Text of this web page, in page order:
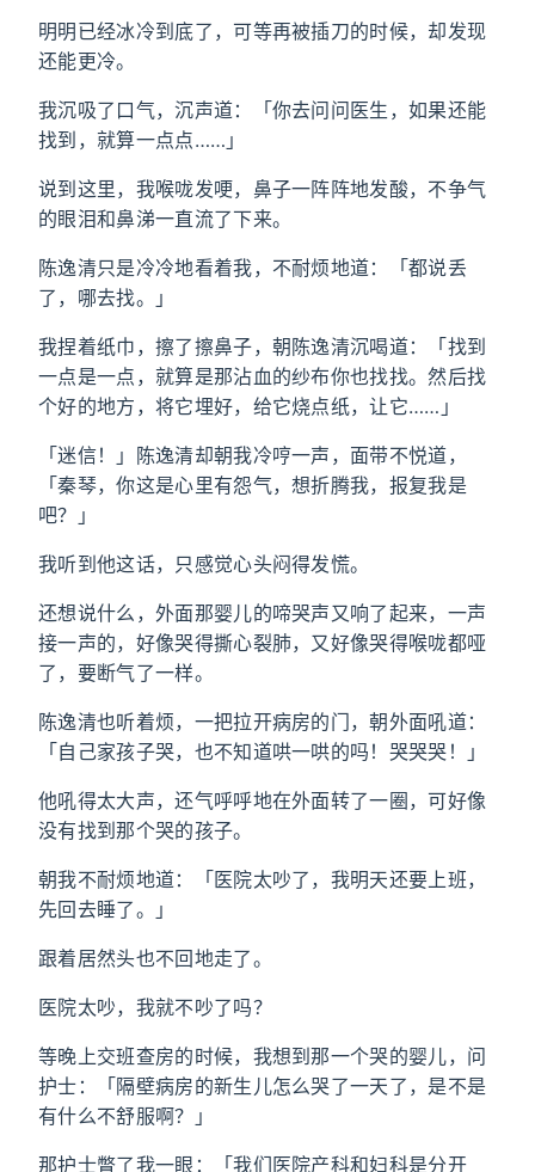
明明已经冰冷到底了，可等再被插刀的时候，却发现
还能更冷。
我沉吸了口气，沉声道：「你去问问医生，如果还能
找到，就算一点点……」
说到这里，我喉咙发哽，鼻子一阵阵地发酸，不争气
的眼泪和鼻涕一直流了下来。
陈逸清只是冷冷地看着我，不耐烦地道：「都说丢
了，哪去找。」
我捏着纸巾，擦了擦鼻子，朝陈逸清沉喝道：「找到
一点是一点，就算是那沾血的纱布你也找找。然后找
个好的地方，将它埋好，给它烧点纸，让它……」
「迷信！」陈逸清却朝我冷哼一声，面带不悦道，
「秦琴，你这是心里有怨气，想折腾我，报复我是
吧？」
我听到他这话，只感觉心头闷得发慌。
还想说什么，外面那婴儿的啼哭声又响了起来，一声
接一声的，好像哭得撕心裂肺，又好像哭得喉咙都哑
了，要断气了一样。
陈逸清也听着烦，一把拉开病房的门，朝外面吼道：
「自己家孩子哭，也不知道哄一哄的吗！哭哭哭！」
他吼得太大声，还气呼呼地在外面转了一圈，可好像
没有找到那个哭的孩子。
朝我不耐烦地道：「医院太吵了，我明天还要上班，
先回去睡了。」
跟着居然头也不回地走了。
医院太吵，我就不吵了吗？
等晚上交班查房的时候，我想到那一个哭的婴儿，问
护士：「隔壁病房的新生儿怎么哭了一天了，是不是
有什么不舒服啊？」
那护士瞥了我一眼：「我们医院产科和妇科是分开